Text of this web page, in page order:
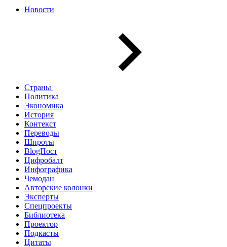
Новости
Страны
Политика
Экономика
История
Контекст
Переводы
Шпроты
BlogПост
Цифробалт
Инфографика
Чемодан
Авторские колонки
Эксперты
Спецпроекты
Библиотека
Проектор
Подкасты
Цитаты